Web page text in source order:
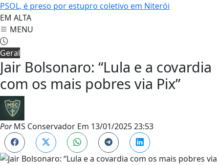
PSOL, é preso por estupro coletivo em Niterói
EM ALTA
MENU
Geral
Jair Bolsonaro: “Lula e a covardia
com os mais pobres via Pix”
PorMS Conservador Em 13/01/2025 23:53